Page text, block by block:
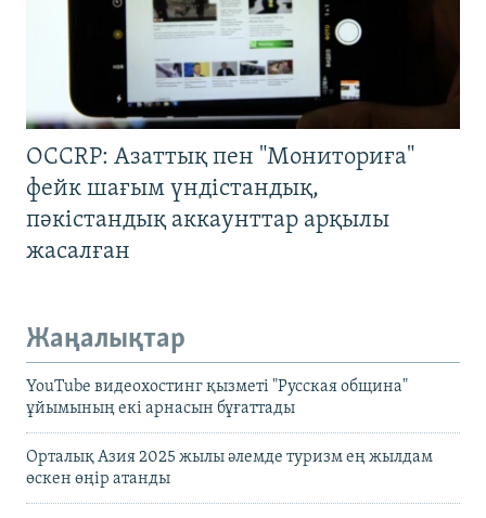
OCCRP: Азаттық пен "Мониториға"
фейк шағым үндістандық,
пәкістандық аккаунттар арқылы
жасалған
Жаңалықтар
YouTube видеохостинг қызметі "Русская община"
ұйымының екі арнасын бұғаттады
Орталық Азия 2025 жылы әлемде туризм ең жылдам
өскен өңір атанды